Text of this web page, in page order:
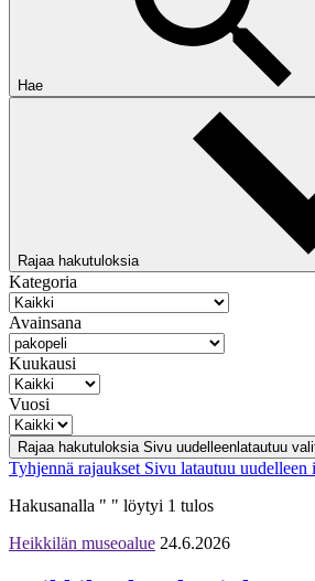
Hae
Rajaa hakutuloksia
Kategoria
Avainsana
Kuukausi
Vuosi
Rajaa hakutuloksia Sivu uudelleenlatautuu
Tyhjennä rajaukset Sivu latautuu uudelleen
Hakusanalla " " löytyi 1 tulos
Heikkilän museoalue 24.6.2026